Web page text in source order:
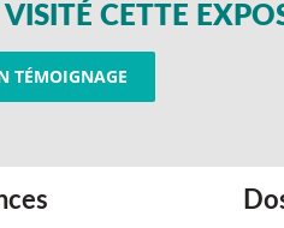
CETTE
TÉMOIGNAGE